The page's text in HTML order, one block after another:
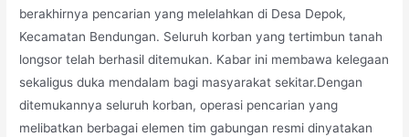
berakhirnya pencarian yang melelahkan di Desa Depok,
Kecamatan Bendungan. Seluruh korban yang tertimbun tanah
longsor telah berhasil ditemukan. Kabar ini membawa kelegaan
sekaligus duka mendalam bagi masyarakat sekitar.Dengan
ditemukannya seluruh korban, operasi pencarian yang
melibatkan berbagai elemen tim gabungan resmi dinyatakan